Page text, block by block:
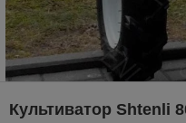
Культиватор Shtenli